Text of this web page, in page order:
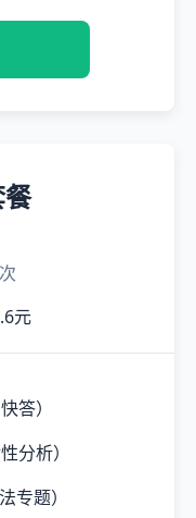
元
答）
分析）
专题）